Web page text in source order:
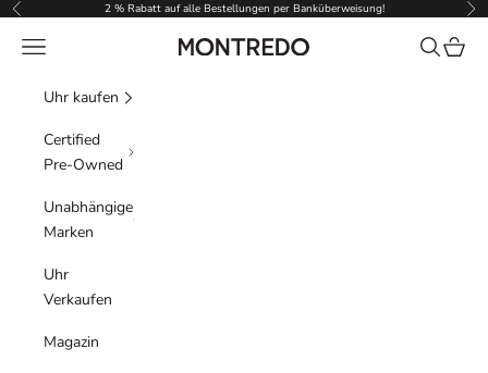
Zum Inhalt springen
Zurück 2 % Rabatt auf alle Bestellungen per Banküberweisung! Vor
Montredo
Menü Suchen
Uhr kaufen
Certified
Pre-Owned
Unabhängige
Marken
Uhr
Verkaufen
Magazin